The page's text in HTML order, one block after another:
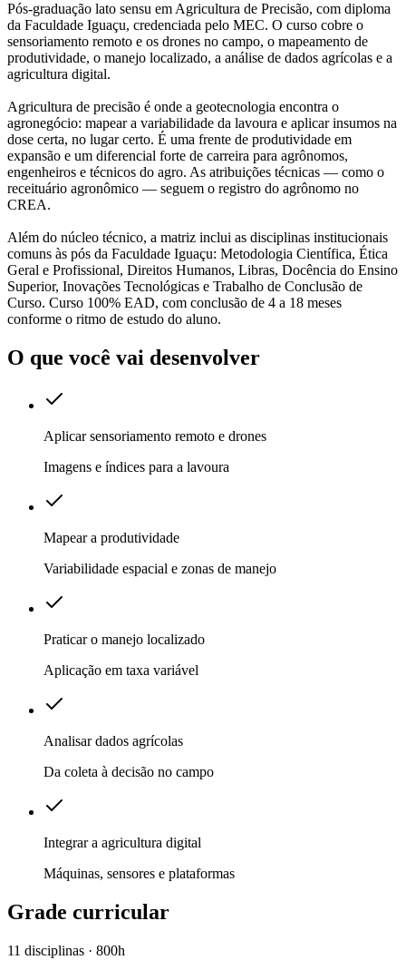
Pós-graduação lato sensu em Agricultura de Precisão, com diploma
da Faculdade Iguaçu, credenciada pelo MEC. O curso cobre o
sensoriamento remoto e os drones no campo, o mapeamento de
produtividade, o manejo localizado, a análise de dados agrícolas e a
agricultura digital.
Agricultura de precisão é onde a geotecnologia encontra o
agronegócio: mapear a variabilidade da lavoura e aplicar insumos na
dose certa, no lugar certo. É uma frente de produtividade em
expansão e um diferencial forte de carreira para agrônomos,
engenheiros e técnicos do agro. As atribuições técnicas — como o
receituário agronômico — seguem o registro do agrônomo no
CREA.
Além do núcleo técnico, a matriz inclui as disciplinas institucionais
comuns às pós da Faculdade Iguaçu: Metodologia Científica, Ética
Geral e Profissional, Direitos Humanos, Libras, Docência do Ensino
Superior, Inovações Tecnológicas e Trabalho de Conclusão de
Curso. Curso 100% EAD, com conclusão de 4 a 18 meses
conforme o ritmo de estudo do aluno.
O que você vai desenvolver
Aplicar sensoriamento remoto e drones
Imagens e índices para a lavoura
Mapear a produtividade
Variabilidade espacial e zonas de manejo
Praticar o manejo localizado
Aplicação em taxa variável
Analisar dados agrícolas
Da coleta à decisão no campo
Integrar a agricultura digital
Máquinas, sensores e plataformas
Grade curricular
11 disciplinas · 800h